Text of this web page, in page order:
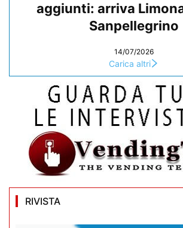
aggiunti: arriva
Sanpellegrino
14/07/2026
Carica altri
RIVISTA